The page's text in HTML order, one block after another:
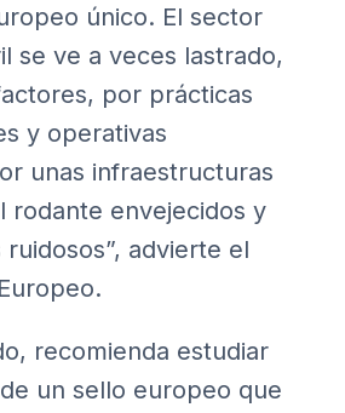
único. El sector
se ve a veces lastrado,
por prácticas
y operativas
unas infraestructuras
rodante envejecidos y
advierte el
recomienda estudiar
un sello europeo que